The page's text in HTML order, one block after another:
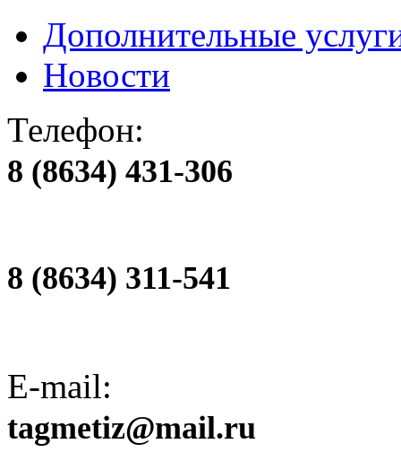
Дополнительные
Новости
Телефон:
8 (8634) 431-306
8 (8634) 311-541
E-mail:
tagmetiz@mail.ru